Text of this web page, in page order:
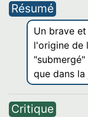
Résumé
Un brave
l'origine de
que dans
Critique